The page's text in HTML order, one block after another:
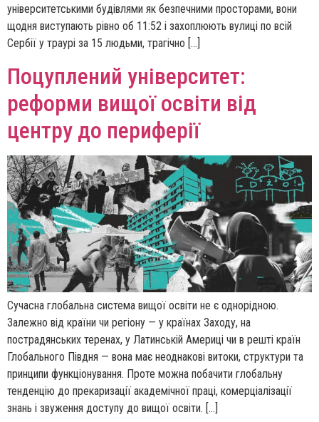
університетськими будівлями як безпечними просторами, вони
щодня виступають рівно об 11:52 і захоплюють вулиці по всій
Сербії у траурі за 15 людьми, трагічно […]
Поцуплений університет:
реформи вищої освіти від
центру до периферії
Сучасна глобальна система вищої освіти не є однорідною.
Залежно від країни чи регіону — у країнах Заходу, на
пострадянських теренах, у Латинській Америці чи в решті країн
Глобального Півдня — вона має неоднакові витоки, структури та
принципи функціонування. Проте можна побачити глобальну
тенденцію до прекаризації академічної праці, комерціалізації
знань і звуження доступу до вищої освіти. […]